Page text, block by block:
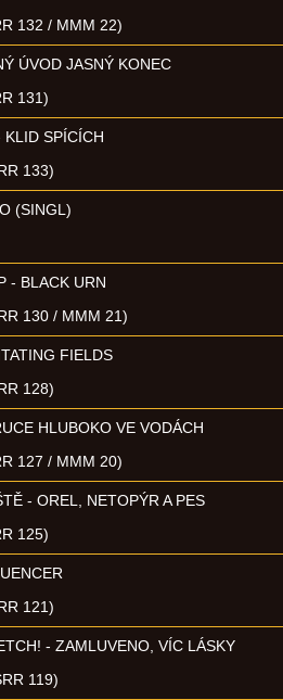
132 / MMM 22)
ÚVOD JASNÝ KONEC
131)
SPÍCÍCH
133)
(SINGL)
- BLACK URN
130 / MMM 21)
FIELDS
128)
HLUBOKO VE VODÁCH
127 / MMM 20)
- OREL, NETOPÝR A PES
125)
121)
- ZAMLUVENO, VÍC LÁSKY
119)